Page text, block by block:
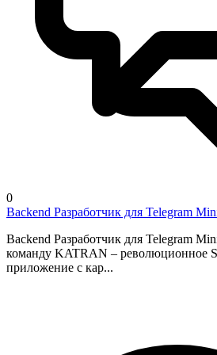
0
Backend Разработчик для Telegram
Backend Разработчик для Telegram
команду KATRAN – революционное
приложение с кар...